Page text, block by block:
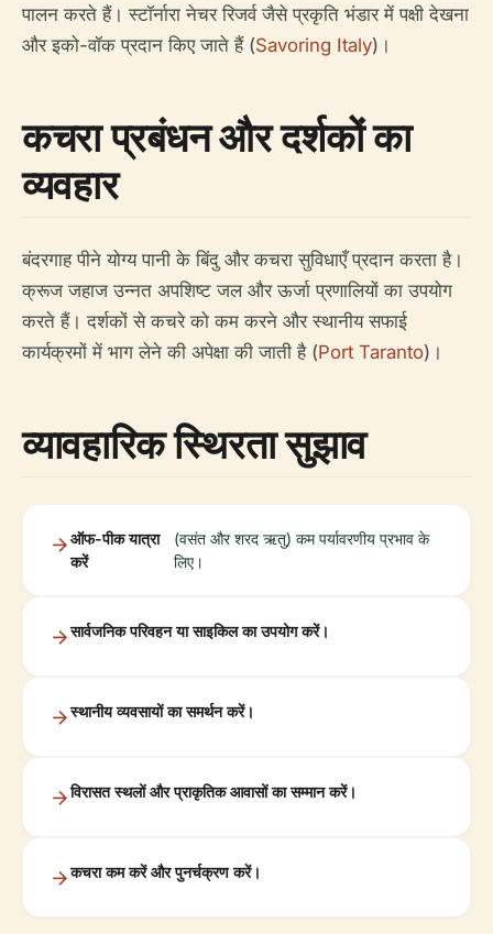
पालन करते हैं। स्टॉर्नारा नेचर रिजर्व जैसे प्रकृति भंडार में पक्षी देखना
और इको-वॉक प्रदान किए जाते हैं (Savoring Italy)।
कचरा प्रबंधन और दर्शकों का
व्यवहार
बंदरगाह पीने योग्य पानी के बिंदु और कचरा सुविधाएँ प्रदान करता है।
क्रूज जहाज उन्नत अपशिष्ट जल और ऊर्जा प्रणालियों का उपयोग
करते हैं। दर्शकों से कचरे को कम करने और स्थानीय सफाई
कार्यक्रमों में भाग लेने की अपेक्षा की जाती है (Port Taranto)।
व्यावहारिक स्थिरता सुझाव
ऑफ-पीक यात्रा
करें
(वसंत और शरद ऋतु) कम पर्यावरणीय प्रभाव के
लिए।
सार्वजनिक परिवहन या साइकिल का उपयोग करें।
स्थानीय व्यवसायों का समर्थन करें।
विरासत स्थलों और प्राकृतिक आवासों का सम्मान करें।
कचरा कम करें और पुनर्चक्रण करें।